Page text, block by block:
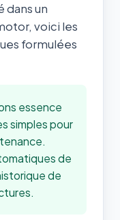
dans un
voici les
formulées
essence
simples pour
de
de